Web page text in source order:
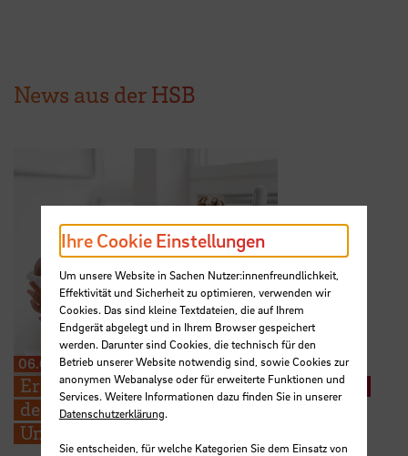
News aus der HSB
06.08.2026
Erneuter Aufruf: Hebammenstudierende
der HSB suchen weitere Schwangere zur
Unterstützung ihrer Prüfungen
Ihre Cookie Einstellungen
Um unsere Website in Sachen Nutzer:innenfreundlichkeit,
Effektivität und Sicherheit zu optimieren, verwenden wir
Cookies. Das sind kleine Textdateien, die auf Ihrem
Endgerät abgelegt und in Ihrem Browser gespeichert
werden. Darunter sind Cookies, die technisch für den
Betrieb unserer Website notwendig sind, sowie Cookies zur
anonymen Webanalyse oder für erweiterte Funktionen und
Services. Weitere Informationen dazu finden Sie in unserer
Datenschutzerklärung.
Sie entscheiden, für welche Kategorien Sie dem Einsatz von